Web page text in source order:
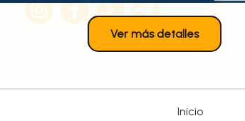
Inicio
Ver más detalles